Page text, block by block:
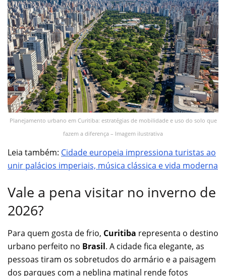
Planejamento urbano em Curitiba: estratégias de mobilidade e uso do solo que
fazem a diferença – Imagem ilustrativa
Leia também: Cidade europeia impressiona turistas ao
unir palácios imperiais, música clássica e vida moderna
Vale a pena visitar no inverno de
2026?
Para quem gosta de frio, Curitiba representa o destino
urbano perfeito no Brasil. A cidade fica elegante, as
pessoas tiram os sobretudos do armário e a paisagem
dos parques com a neblina matinal rende fotos